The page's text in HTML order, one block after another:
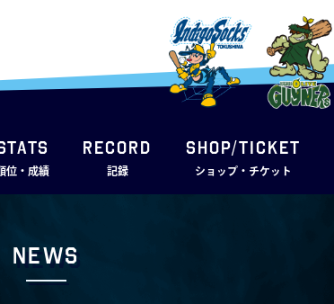
位・成績
RECORD
記録
SHOP/TICKET
ショップ・チケット
News